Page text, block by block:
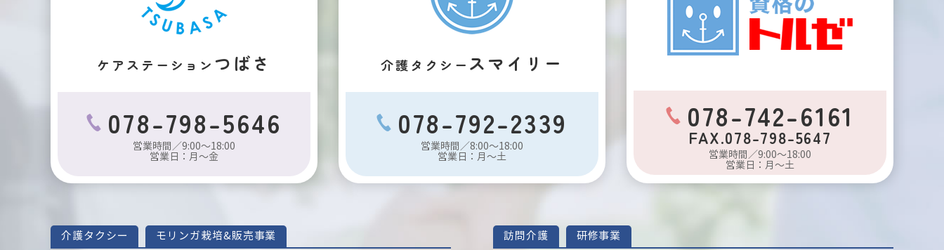
ケアステーション つばさ
078-798-5646
営業時間／9:00～18:00
営業日：月～金
介護タクシー スマイリー
078-792-2339
営業時間／8:00～18:00
営業日：月～土
078-742-6161
FAX.078-798-5647
営業時間／9:00～18:00
営業日：月～土
介護タクシー モリンガ栽培&販売事業 訪問介護 研修事業